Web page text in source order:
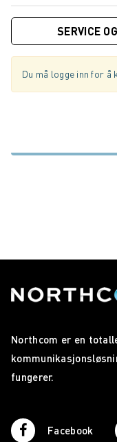
SERVICE
Du må logge inn for å
Northcom er en
fungerer.
Facebook